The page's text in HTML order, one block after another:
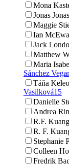
Mona
Jonas
Maggie
Ian
Jack
Matthew
Maria
Sánchez
Táňa
Vasilková15
Danielle
Andrea
R.F.
R. F.
Stephanie
Colleen
Fredrik